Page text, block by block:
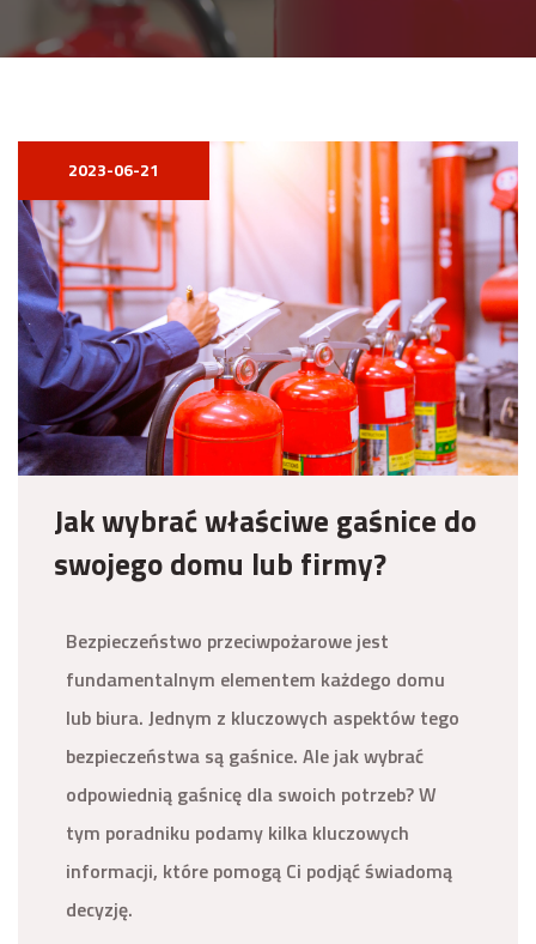
2023-06-21
Jak wybrać właściwe gaśnice do
swojego domu lub firmy?
Bezpieczeństwo przeciwpożarowe jest
fundamentalnym elementem każdego domu
lub biura. Jednym z kluczowych aspektów tego
bezpieczeństwa są gaśnice. Ale jak wybrać
odpowiednią gaśnicę dla swoich potrzeb? W
tym poradniku podamy kilka kluczowych
informacji, które pomogą Ci podjąć świadomą
decyzję.